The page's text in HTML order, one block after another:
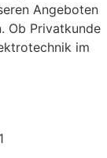
Angeboten
Ob Privatkunde
im